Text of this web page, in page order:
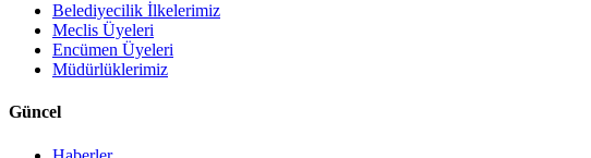
Belediyecilik İlkelerimiz
Meclis Üyeleri
Encümen Üyeleri
Müdürlüklerimiz
Güncel